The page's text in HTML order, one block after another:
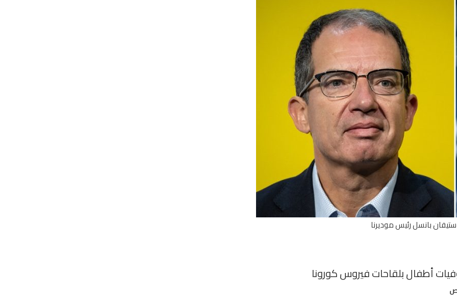
-ستيفان بانسل رئيس موديرنا
أطفال بلقاحات فيروس كورونا